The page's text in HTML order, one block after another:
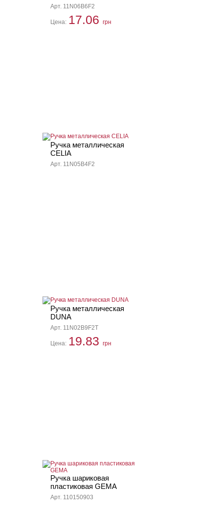
Арт. 11N06B6F2
Цена: 17.06 грн
Ручка металлическая
CELIA
Арт. 11N05B4F2
Ручка металлическая
DUNA
Арт. 11N02B9F2T
Цена: 19.83 грн
Ручка шариковая
пластиковая GEMA
Арт. 110150903